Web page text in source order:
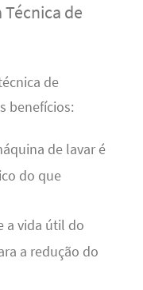
de
de
benefícios:
de lavar é
do que
a vida útil do
a redução do